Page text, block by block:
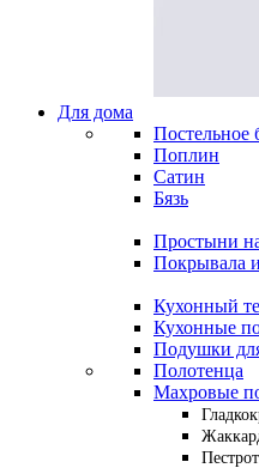
Для дома
Постельное
Поплин
Сатин
Бязь
Простыни
Покрывала
Кухонный
Кухонные
Подушки
Полотенца
Махровые